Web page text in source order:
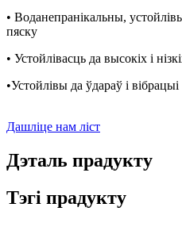
• Воданепранікальны,
пяску
• Устойлівасць да высокіх і
•Устойлівы да ўдараў і вібрацыі
Дашліце нам ліст
Дэталь прадукту
Тэгі прадукту